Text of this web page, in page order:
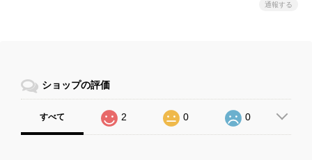
通報する
ショップの評価
すべて 2 0 0